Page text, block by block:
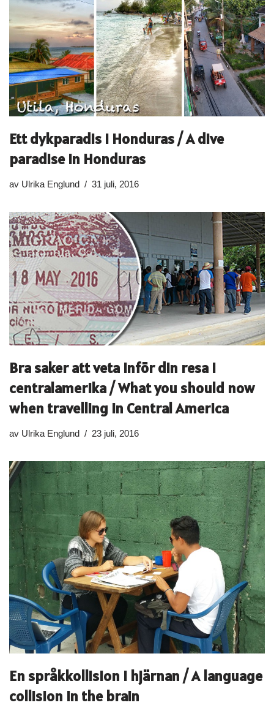
Ett dykparadis i Honduras / A dive
paradise in Honduras
av Ulrika Englund 31 juli, 2016
Bra saker att veta inför din resa i
centralamerika / What you should now
when travelling in Central America
av Ulrika Englund 23 juli, 2016
En språkkollision i hjärnan / A language
collision in the brain